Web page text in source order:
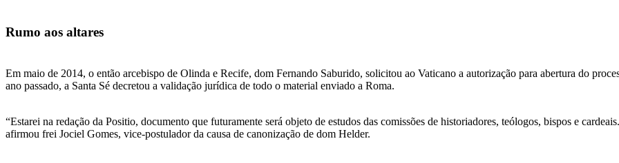
Rumo aos altares
Em maio de 2014, o então arcebispo de Olinda e Recife, dom Fernando Saburido, solicitou ao Vaticano a autorização para abertura do
ano passado, a Santa Sé decretou a validação jurídica de todo o material enviado a Roma.
“Estarei na redação da Positio, documento que futuramente será objeto de estudos das comissões de historiadores, teólogos, bispos e
afirmou frei Jociel Gomes, vice-postulador da causa de canonização de dom Helder.